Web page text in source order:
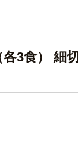
3食） 細切